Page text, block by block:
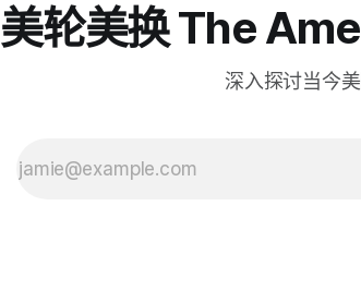
美轮美换 The
深入探讨当今